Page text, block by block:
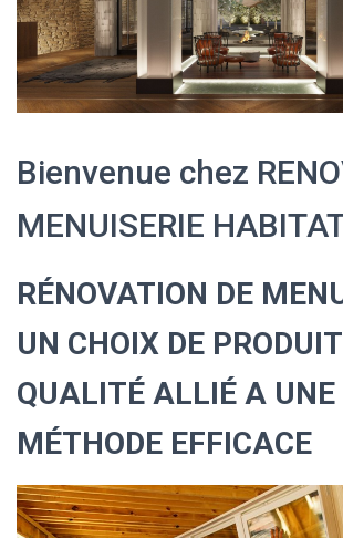
Bienvenue chez
MENUISERIE
RÉNOVATION DE
UN CHOIX DE
QUALITÉ ALLIÉ A UNE
MÉTHODE EFFICACE